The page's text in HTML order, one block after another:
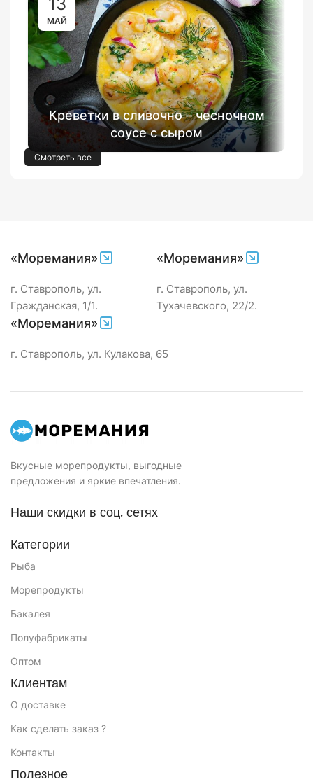
МАЙ
Креветки в сливочно – чесночном
соусе с сыром
Смотреть все
«Моремания»
г. Ставрополь, ул.
Гражданская, 1/1.
«Моремания»
г. Ставрополь, ул.
Тухачевского, 22/2.
«Моремания»
г. Ставрополь, ул. Кулакова, 65
Вкусные морепродукты, выгодные
предложения и яркие впечатления.
Наши скидки в соц. сетях
Категории
Рыба
Морепродукты
Бакалея
Полуфабрикаты
Оптом
Клиентам
О доставке
Как сделать заказ ?
Контакты
Полезное